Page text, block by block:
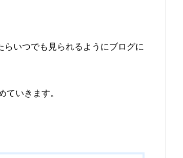
らいつでも見られるようにブログに
ていきます。